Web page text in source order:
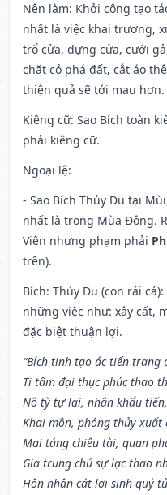
Nên làm: Khởi công tạo
nhất là việc khai trương,
trổ cửa, dựng cửa, cưới
chặt cỏ phá đất, cắt áo
thiện quả sẽ tới mau hơn.
Kiêng cữ: Sao Bích toàn
phải kiêng cữ.
Ngoại lệ:
- Sao Bích Thủy Du tại
nhất là trong Mùa Đông.
Viên nhưng phạm phải
trên).
Bích: Thủy Du (con rái
những việc như: xây cất,
đặc biệt thuận lợi.
“Bích tinh tạo ác tiến trang
Ti tâm đại thục phúc thao
Nô tỳ tự lai, nhân khẩu tiến,
Khai môn, phóng thủy xuất
Mai táng chiêu tài, quan
Gia trung chủ sự lạc thao
Hôn nhân cát lợi sinh quý